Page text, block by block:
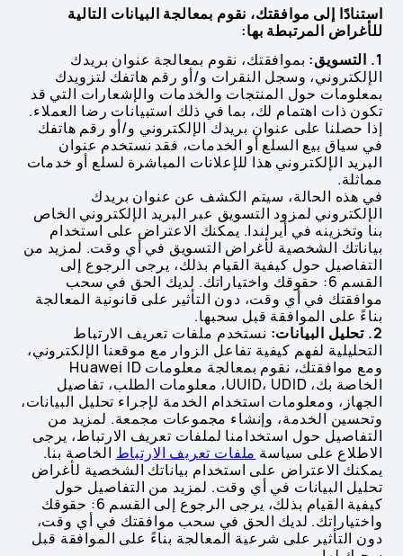
استنادًا إلى موافقتك، نقوم بمعالجة البيانات التالية
للأغراض المرتبطة بها:
1. التسويق:
بموافقتك، نقوم بمعالجة عنوان بريدك
الإلكتروني، وسجل النقرات و/أو رقم هاتفك لتزويدك
بمعلومات حول المنتجات والخدمات والإشعارات التي قد
تكون ذات اهتمام لك، بما في ذلك استبيانات رضا العملاء.
إذا حصلنا على عنوان بريدك الإلكتروني و/أو رقم هاتفك
في سياق بيع السلع أو الخدمات، فقد نستخدم عنوان
البريد الإلكتروني هذا للإعلانات المباشرة لسلع أو خدمات
مماثلة.
في هذه الحالة، سيتم الكشف عن عنوان بريدك
الإلكتروني لمزود التسويق عبر البريد الإلكتروني الخاص
بنا وتخزينه في أيرلندا. يمكنك الاعتراض على استخدام
بياناتك الشخصية لأغراض التسويق في أي وقت. لمزيد من
التفاصيل حول كيفية القيام بذلك، يرجى الرجوع إلى
القسم 6: حقوقك واختياراتك. لديك الحق في سحب
موافقتك في أي وقت، دون التأثير على قانونية المعالجة
بناءً على الموافقة قبل سحبها.
2. تحليل البيانات:
نستخدم ملفات تعريف الارتباط
التحليلية لفهم كيفية تفاعل الزوار مع موقعنا الإلكتروني،
ومع موافقتك، نقوم بمعالجة معلومات Huawei ID
الخاصة بك، UUID، UDID، معلومات الطلب، تفاصيل
الجهاز، ومعلومات استخدام الخدمة لإجراء تحليل البيانات،
وتحسين الخدمة، وإنشاء مجموعات مجمعة. لمزيد من
التفاصيل حول استخدامنا لملفات تعريف الارتباط، يرجى
الاطلاع على سياسة ملفات تعريف الارتباط الخاصة بنا.
يمكنك الاعتراض على استخدام بياناتك الشخصية لأغراض
تحليل البيانات في أي وقت. لمزيد من التفاصيل حول
كيفية القيام بذلك، يرجى الرجوع إلى القسم 6: حقوقك
واختياراتك. لديك الحق في سحب موافقتك في أي وقت،
دون التأثير على شرعية المعالجة بناءً على الموافقة قبل